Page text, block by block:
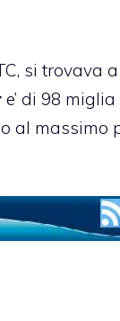
si trovava
e’ di 98
massimo